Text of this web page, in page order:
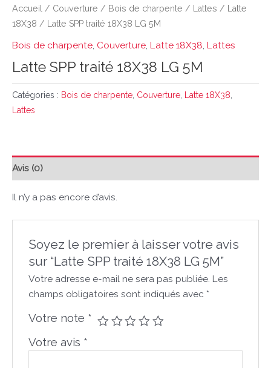
Accueil / Couverture / Bois de charpente / Lattes / Latte
18X38 / Latte SPP traité 18X38 LG 5M
Bois de charpente Couverture Latte 18X38 Lattes
Latte SPP traité 18X38 LG 5M
Catégories : Bois de charpente Couverture Latte 18X38
Lattes
Avis (0)
Il n’y a pas encore d’avis.
Soyez le premier à laisser votre avis
sur “Latte SPP traité 18X38 LG 5M”
Votre adresse e-mail ne sera pas publiée. Les
champs obligatoires sont indiqués avec *
Votre note *
Votre avis *